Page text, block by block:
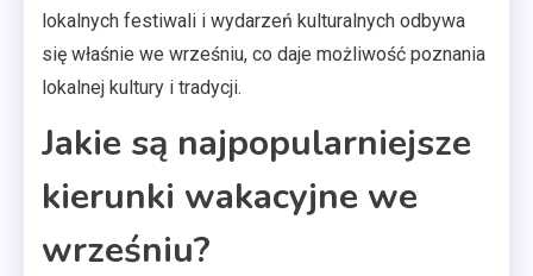
lokalnych festiwali i wydarzeń kulturalnych odbywa
się właśnie we wrześniu, co daje możliwość poznania
lokalnej kultury i tradycji.
Jakie są najpopularniejsze
kierunki wakacyjne we
wrześniu?